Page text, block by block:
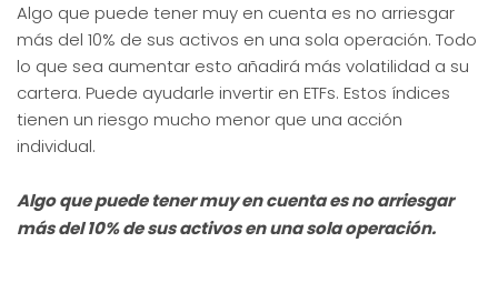
Algo que puede tener muy en cuenta es no arriesgar
más del 10% de sus activos en una sola operación. Todo
lo que sea aumentar esto añadirá más volatilidad a su
cartera. Puede ayudarle invertir en ETFs. Estos índices
tienen un riesgo mucho menor que una acción
individual.
Algo que puede tener muy en cuenta es no arriesgar
más del 10% de sus activos en una sola operación.